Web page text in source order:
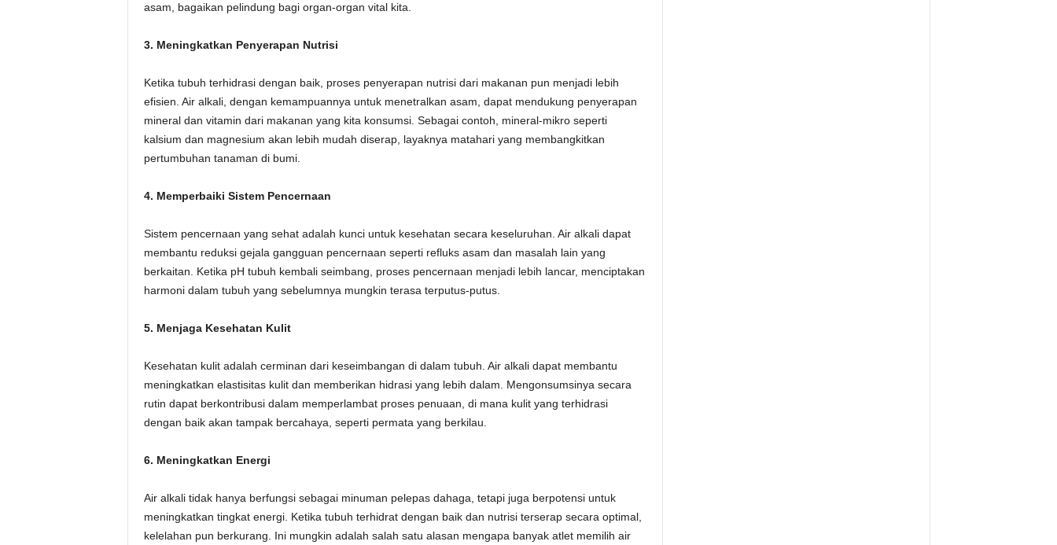
asam, bagaikan pelindung bagi organ-organ vital kita.
3. Meningkatkan Penyerapan Nutrisi
Ketika tubuh terhidrasi dengan baik, proses penyerapan nutrisi dari makanan pun menjadi lebih
efisien. Air alkali, dengan kemampuannya untuk menetralkan asam, dapat mendukung penyerapan
mineral dan vitamin dari makanan yang kita konsumsi. Sebagai contoh, mineral-mikro seperti
kalsium dan magnesium akan lebih mudah diserap, layaknya matahari yang membangkitkan
pertumbuhan tanaman di bumi.
4. Memperbaiki Sistem Pencernaan
Sistem pencernaan yang sehat adalah kunci untuk kesehatan secara keseluruhan. Air alkali dapat
membantu reduksi gejala gangguan pencernaan seperti refluks asam dan masalah lain yang
berkaitan. Ketika pH tubuh kembali seimbang, proses pencernaan menjadi lebih lancar, menciptakan
harmoni dalam tubuh yang sebelumnya mungkin terasa terputus-putus.
5. Menjaga Kesehatan Kulit
Kesehatan kulit adalah cerminan dari keseimbangan di dalam tubuh. Air alkali dapat membantu
meningkatkan elastisitas kulit dan memberikan hidrasi yang lebih dalam. Mengonsumsinya secara
rutin dapat berkontribusi dalam memperlambat proses penuaan, di mana kulit yang terhidrasi
dengan baik akan tampak bercahaya, seperti permata yang berkilau.
6. Meningkatkan Energi
Air alkali tidak hanya berfungsi sebagai minuman pelepas dahaga, tetapi juga berpotensi untuk
meningkatkan tingkat energi. Ketika tubuh terhidrat dengan baik dan nutrisi terserap secara optimal,
kelelahan pun berkurang. Ini mungkin adalah salah satu alasan mengapa banyak atlet memilih air